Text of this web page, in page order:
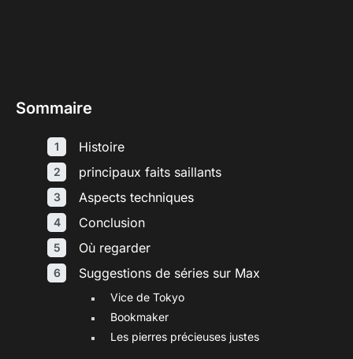
Sommaire
Histoire
principaux faits saillants
Aspects techniques
Conclusion
Où regarder
Suggestions de séries sur Max
Vice de Tokyo
Bookmaker
Les pierres précieuses justes